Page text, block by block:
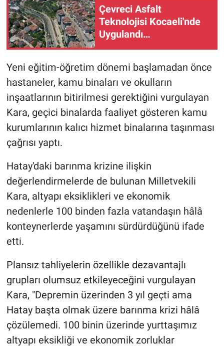
Çevreci Asfalt
Teknolojisi Kocaeli'nde
Uygulandı…
Yeni eğitim-öğretim dönemi başlamadan önce
hastaneler, kamu binaları ve okulların
inşaatlarının bitirilmesi gerektiğini vurgulayan
Kara, geçici binalarda faaliyet gösteren kamu
kurumlarının kalıcı hizmet binalarına taşınması
çağrısı yaptı.
Hatay'daki barınma krizine ilişkin
değerlendirmelerde de bulunan Milletvekili
Kara, altyapı eksiklikleri ve ekonomik
nedenlerle 100 binden fazla vatandaşın hâlâ
konteynerlerde yaşamını sürdürdüğünü ifade
etti.
Plansız tahliyelerin özellikle dezavantajlı
grupları olumsuz etkileyeceğini vurgulayan
Kara, "Depremin üzerinden 3 yıl geçti ama
Hatay başta olmak üzere barınma krizi hâlâ
çözülemedi. 100 binin üzerinde yurttaşımız
altyapı eksikliği ve ekonomik zorluklar